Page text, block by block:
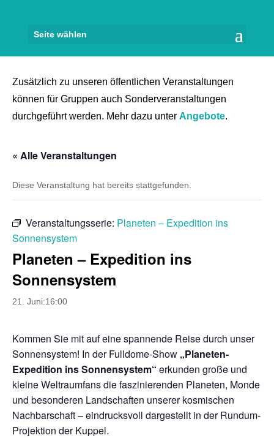
Seite wählen
Zusätzlich zu unseren öffentlichen Veranstaltungen
können für Gruppen auch Sonderveranstaltungen
durchgeführt werden. Mehr dazu unter Angebote.
« Alle Veranstaltungen
Diese Veranstaltung hat bereits stattgefunden.
Veranstaltungsserie: Planeten – Expedition ins
Sonnensystem
Planeten – Expedition ins
Sonnensystem
21. Juni:16:00
Kommen Sie mit auf eine spannende Reise durch unser
Sonnensystem! In der Fulldome-Show „Planeten-
Expedition ins Sonnensystem“ erkunden große und
kleine Weltraumfans die faszinierenden Planeten, Monde
und besonderen Landschaften unserer kosmischen
Nachbarschaft – eindrucksvoll dargestellt in der Rundum-
Projektion der Kuppel.